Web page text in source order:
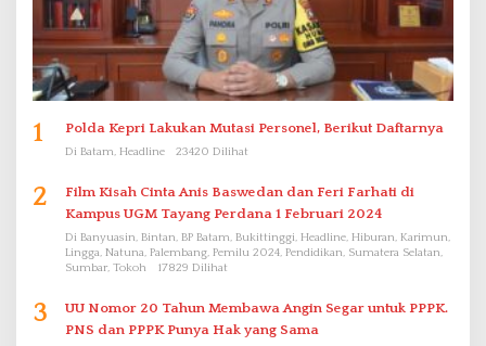
1 Polda Kepri Lakukan Mutasi Personel, Berikut Daftarnya
Di Batam, Headline 23420 Dilihat
2
Film Kisah Cinta Anis Baswedan dan Feri Farhati di
Kampus UGM Tayang Perdana 1 Februari 2024
Di Banyuasin, Bintan, BP Batam, Bukittinggi, Headline, Hiburan, Karimun,
Lingga, Natuna, Palembang, Pemilu 2024, Pendidikan, Sumatera Selatan,
Sumbar, Tokoh
17829 Dilihat
3
UU Nomor 20 Tahun Membawa Angin Segar untuk PPPK.
PNS dan PPPK Punya Hak yang Sama